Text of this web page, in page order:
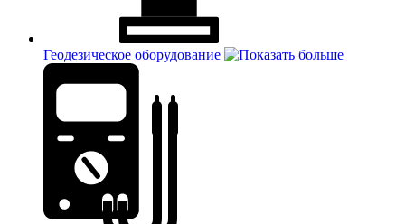
Геодезическое оборудование